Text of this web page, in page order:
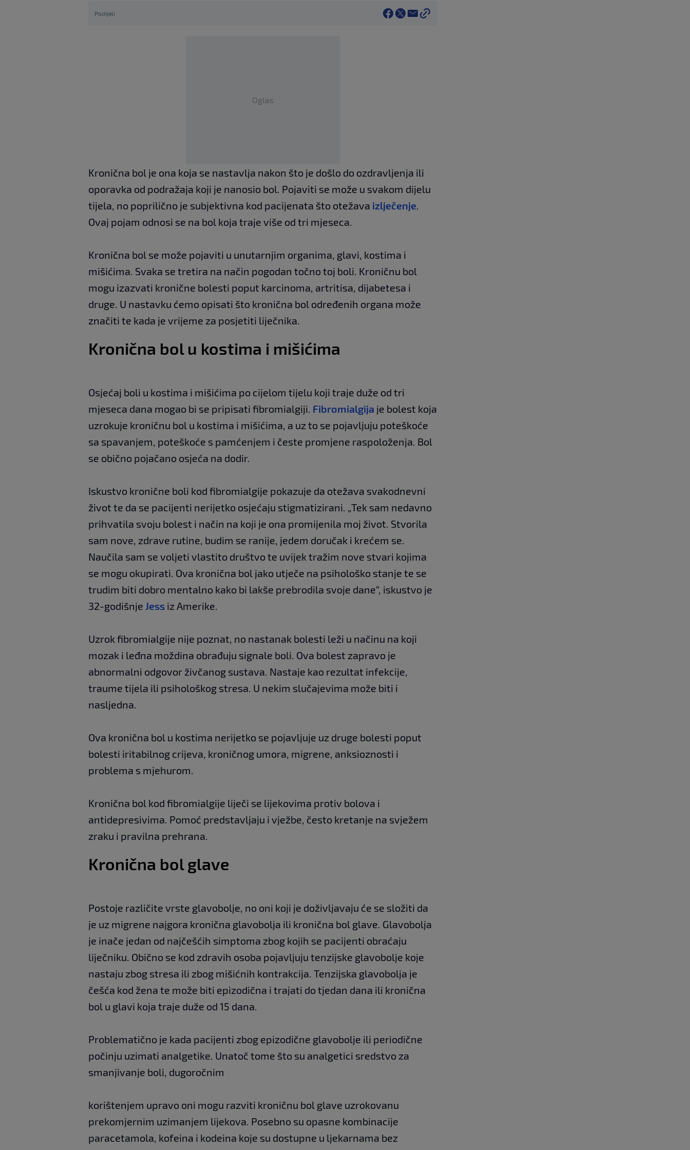
Podijeli
Oglas
Kronična bol je ona koja se nastavlja nakon što je došlo do ozdravljenja ili
oporavka od podražaja koji je nanosio bol. Pojaviti se može u svakom dijelu
tijela, no poprilično je subjektivna kod pacijenata što otežava izlječenje
Ovaj pojam odnosi se na bol koja traje više od tri mjeseca.
Kronična bol se može pojaviti u unutarnjim organima, glavi, kostima i
mišićima. Svaka se tretira na način pogodan točno toj boli. Kroničnu bol
mogu izazvati kronične bolesti poput karcinoma, artritisa, dijabetesa i
druge. U nastavku ćemo opisati što kronična bol određenih organa može
značiti te kada je vrijeme za posjetiti liječnika.
Kronična bol u kostima i mišićima
Osjećaj boli u kostima i mišićima po cijelom tijelu koji traje duže od tri
mjeseca dana mogao bi se pripisati fibromialgiji. Fibromialgija je bolest koja
uzrokuje kroničnu bol u kostima i mišićima, a uz to se pojavljuju poteškoće
sa spavanjem, poteškoće s pamćenjem i česte promjene raspoloženja. Bol
se obično pojačano osjeća na dodir.
Iskustvo kronične boli kod fibromialgije pokazuje da otežava svakodnevni
život te da se pacijenti nerijetko osjećaju stigmatizirani. „Tek sam nedavno
prihvatila svoju bolest i način na koji je ona promijenila moj život. Stvorila
sam nove, zdrave rutine, budim se ranije, jedem doručak i krećem se.
Naučila sam se voljeti vlastito društvo te uvijek tražim nove stvari kojima
se mogu okupirati. Ova kronična bol jako utječe na psihološko stanje te se
trudim biti dobro mentalno kako bi lakše prebrodila svoje dane“, iskustvo je
32-godišnje Jess iz Amerike.
Uzrok fibromialgije nije poznat, no nastanak bolesti leži u načinu na koji
mozak i leđna moždina obrađuju signale boli. Ova bolest zapravo je
abnormalni odgovor živčanog sustava. Nastaje kao rezultat infekcije,
traume tijela ili psihološkog stresa. U nekim slučajevima može biti i
nasljedna.
Ova kronična bol u kostima nerijetko se pojavljuje uz druge bolesti poput
bolesti iritabilnog crijeva, kroničnog umora, migrene, anksioznosti i
problema s mjehurom.
Kronična bol kod fibromialgije liječi se lijekovima protiv bolova i
antidepresivima. Pomoć predstavljaju i vježbe, često kretanje na svježem
zraku i pravilna prehrana.
Kronična bol glave
Postoje različite vrste glavobolje, no oni koji je doživljavaju će se složiti da
je uz migrene najgora kronična glavobolja ili kronična bol glave. Glavobolja
je inače jedan od najčešćih simptoma zbog kojih se pacijenti obraćaju
liječniku. Obično se kod zdravih osoba pojavljuju tenzijske glavobolje koje
nastaju zbog stresa ili zbog mišićnih kontrakcija. Tenzijska glavobolja je
češća kod žena te može biti epizodična i trajati do tjedan dana ili kronična
bol u glavi koja traje duže od 15 dana.
Problematično je kada pacijenti zbog epizodične glavobolje ili periodične
počinju uzimati analgetike. Unatoč tome što su analgetici sredstvo za
smanjivanje boli, dugoročnim
korištenjem upravo oni mogu razviti kroničnu bol glave uzrokovanu
prekomjernim uzimanjem lijekova. Posebno su opasne kombinacije
paracetamola, kofeina i kodeina koje su dostupne u ljekarnama bez